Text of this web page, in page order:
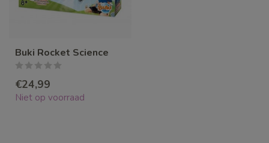
Buki Rocket Science
€24,99
Niet op voorraad